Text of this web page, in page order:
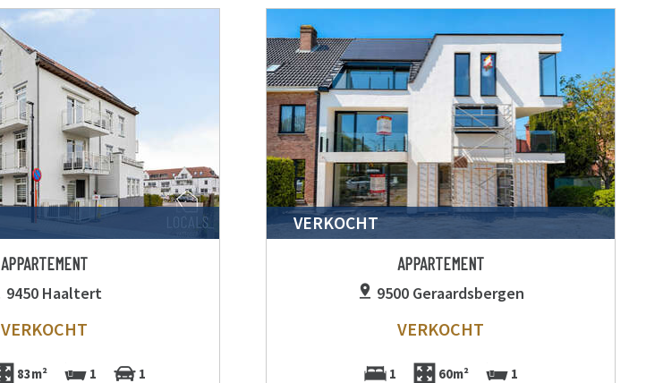
APPARTEMENT
9450 Haaltert
VERKOCHT
83m² 1 1
VERKOCHT
APPARTEMENT
9500 Geraardsbergen
VERKOCHT
1 60m² 1